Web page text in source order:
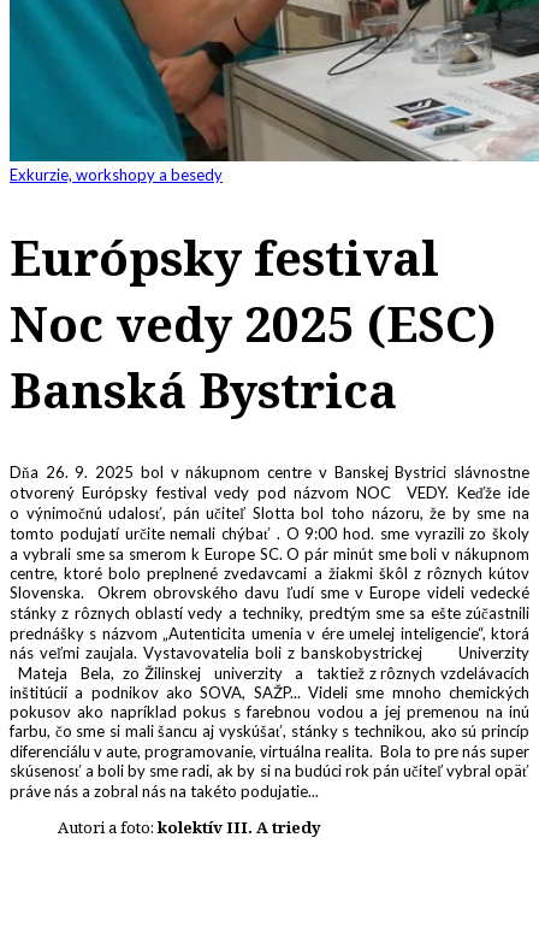
Exkurzie, workshopy a besedy
Európsky festival
Noc vedy 2025 (ESC)
Banská Bystrica
Dňa 26. 9. 2025 bol v nákupnom centre v Banskej Bystrici slávnostne
otvorený Európsky festival vedy pod názvom NOC VEDY. Keďže ide
o výnimočnú udalosť, pán učiteľ Slotta bol toho názoru, že by sme na
tomto podujatí určite nemali chýbať . O 9:00 hod. sme vyrazili zo školy
a vybrali sme sa smerom k Europe SC. O pár minút sme boli v nákupnom
centre, ktoré bolo preplnené zvedavcami a žiakmi škôl z rôznych kútov
Slovenska. Okrem obrovského davu ľudí sme v Europe videli vedecké
stánky z rôznych oblastí vedy a techniky, predtým sme sa ešte zúčastnili
prednášky s názvom „Autenticita umenia v ére umelej inteligencie“, ktorá
nás veľmi zaujala. Vystavovatelia boli z banskobystrickej Univerzity
Mateja Bela, zo Žilinskej univerzity a taktiež z rôznych vzdelávacích
inštitúcií a podnikov ako SOVA, SAŽP... Videli sme mnoho chemických
pokusov ako napríklad pokus s farebnou vodou a jej premenou na inú
farbu, čo sme si mali šancu aj vyskúšať, stánky s technikou, ako sú princíp
diferenciálu v aute, programovanie, virtuálna realita. Bola to pre nás super
skúsenosť a boli by sme radi, ak by si na budúci rok pán učiteľ vybral opäť
práve nás a zobral nás na takéto podujatie...
Autori a foto: kolektív III. A triedy